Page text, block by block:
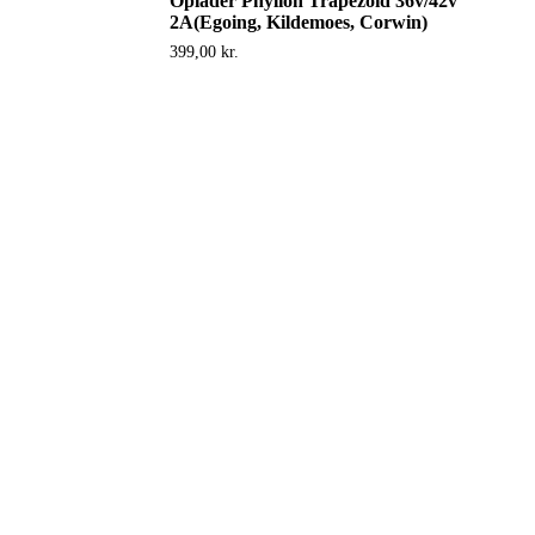
2A(Egoing, Kildemoes, Corwin)
399,00 kr.